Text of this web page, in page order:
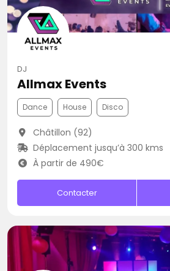
DJ
Allmax Events
Dance House Disco
Châtillon (92)
Déplacement jusqu’à 300 kms
À partir de 490€
Contacter